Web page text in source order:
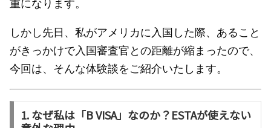
重になります。
しかし先日、私がアメリカに入国した際、あること
がきっかけで入国審査官との距離が縮まったので、
今回は、そんな体験談をご紹介いたします。
1. なぜ私は「B VISA」なのか？ESTAが使えない